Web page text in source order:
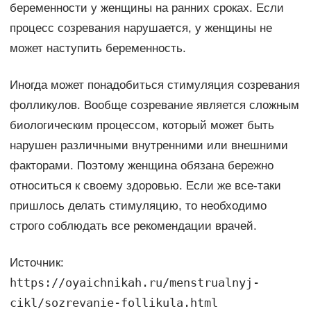
беременности у женщины на ранних сроках. Если
процесс созревания нарушается, у женщины не
может наступить беременность.
Иногда может понадобиться стимуляция созревания
фолликулов. Вообще созревание является сложным
биологическим процессом, который может быть
нарушен различными внутренними или внешними
факторами. Поэтому женщина обязана бережно
относиться к своему здоровью. Если же все-таки
пришлось делать стимуляцию, то необходимо
строго соблюдать все рекомендации врачей.
Источник:
https://oyaichnikah.ru/menstrualnyj-
cikl/sozrevanie-follikula.html